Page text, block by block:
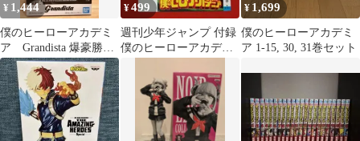
¥ 1,444
僕のヒーローアカデミ
ア Grandista 爆豪勝己
フィギュア 未開封
¥499
週刊少年ジャンプ 付録
僕のヒーローアカデミ
バー ヒロアカ
¥ 1,699
僕のヒーローアカデミ
ア 1-15, 30, 31巻セット